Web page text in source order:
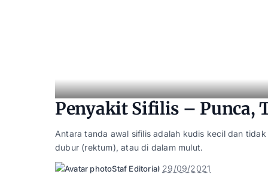
Penyakit Sifilis – Punca,
Antara tanda awal sifilis adalah kudis kecil dan
dubur (rektum), atau di dalam mulut.
Posted
Staf Editorial 29/09/2021